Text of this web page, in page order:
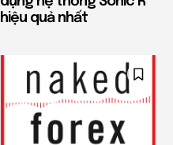
hiệu quả nhất